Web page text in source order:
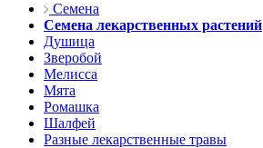
Семена
Семена лекарственных растений
Душица
Зверобой
Мелисса
Мята
Ромашка
Шалфей
Разные лекарственные травы